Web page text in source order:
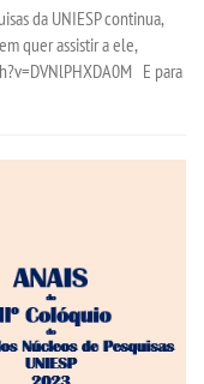
da UNIESP continua,
quer assistir a ele,
E para